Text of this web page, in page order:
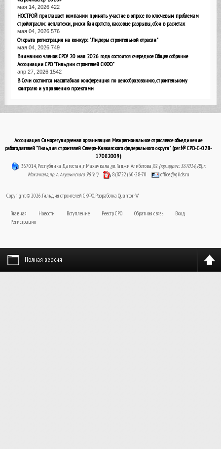
мая 14, 2026 422
НОСТРОЙ приглашает компании принять участие в опросе по ключевым проблемам
стройотрасли: неплатежи, риски банкротств, кассовые разрывы, сбои в расчетах
мая 04, 2026 576
Открыта регистрация на конкурс "Лидеры строительной отрасли"
мая 04, 2026 749
Вниманию членов СРО! 20 мая 2026 года состоится очередное Общее собрание
Ассоциации СРО "Гильдии строителей СКФО"
апр 27, 2026 1542
В Сочи состоится масштабная конференция по ценообразованию, строительному
контролю и управлению проектами
Ассоциация Саморегулируемая организация Межрегиональное отраслевое объединение
работодателей "Гильдия строителей Северо-Кавказского федерального округа" (рег.№ СРО-С-028-
17082009)
367014, Республика Дагестан, г. Махачкала, ул. Гаджи Алибегова, 82 (юр. адрес: 367014, РД, г.
Махачкала, пр. А. Акушинского 98 "е")
8 (8722) 60-28-70 office@gilds.ru
Copyright © 2026. Гильдия строителей СКФО. Разработка Quantor-∀
Главная Новости Вступление Реестр СРО Обратная связь
Вход
Регистрация
Полная версия